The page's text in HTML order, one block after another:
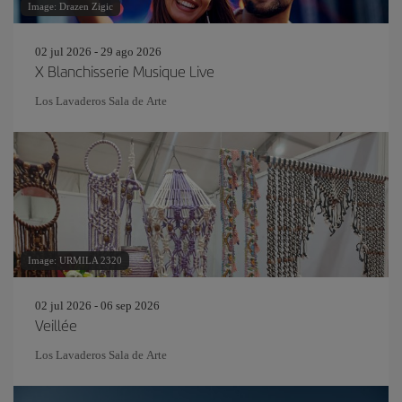
Image: Drazen Zigic
02 jul 2026 - 29 ago 2026
X Blanchisserie Musique Live
Los Lavaderos Sala de Arte
Image: URMILA 2320
02 jul 2026 - 06 sep 2026
Veillée
Los Lavaderos Sala de Arte